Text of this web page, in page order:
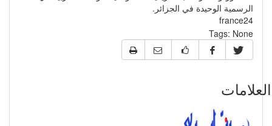
الرسمية الوحيدة في الجزائر.
france24
Tags:None